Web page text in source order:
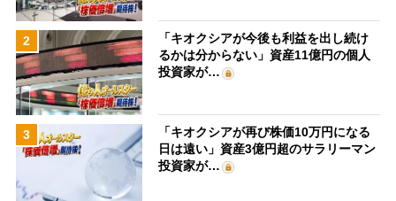
2
「キオクシアが今後も利益を出し続け
るかは分からない」資産11億円の個人
投資家が…
3
「キオクシアが再び株価10万円になる
日は遠い」資産3億円超のサラリーマン
投資家が…